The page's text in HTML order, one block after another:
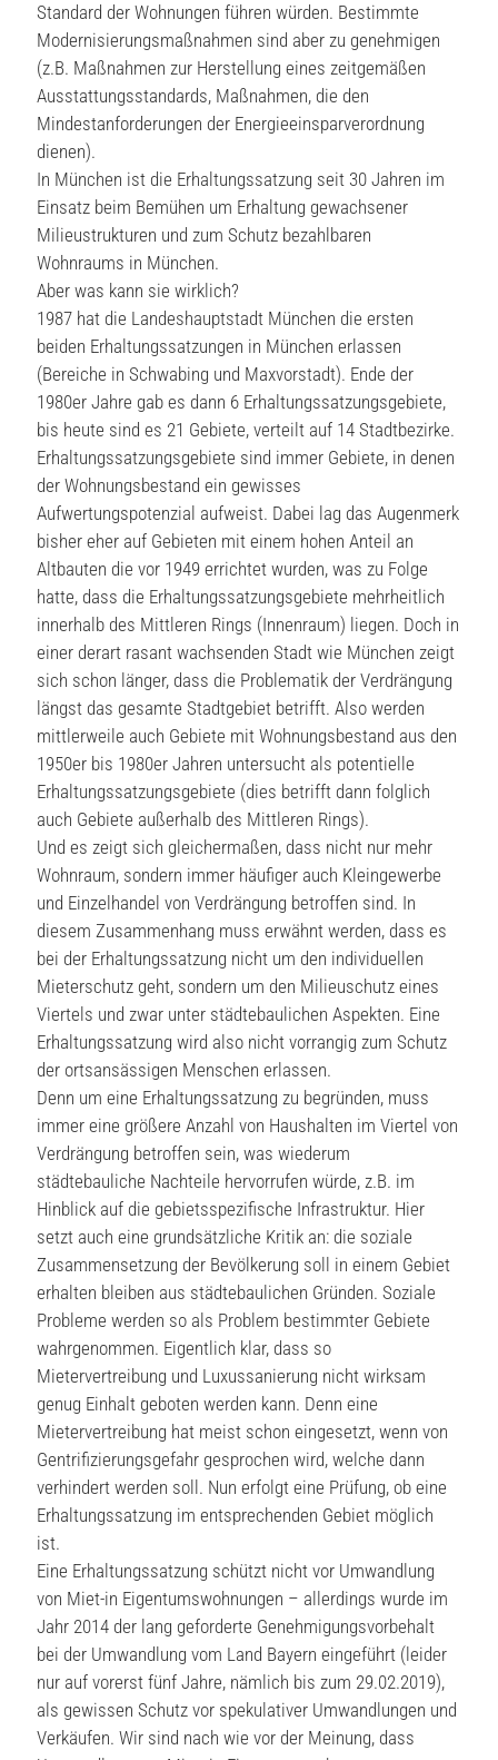
Standard der Wohnungen führen würden. Bestimmte
Modernisierungsmaßnahmen sind aber zu genehmigen
(z.B. Maßnahmen zur Herstellung eines zeitgemäßen
Ausstattungsstandards, Maßnahmen, die den
Mindestanforderungen der Energieeinsparverordnung
dienen).
In München ist die Erhaltungssatzung seit 30 Jahren im
Einsatz beim Bemühen um Erhaltung gewachsener
Milieustrukturen und zum Schutz bezahlbaren
Wohnraums in München.
Aber was kann sie wirklich?
1987 hat die Landeshauptstadt München die ersten
beiden Erhaltungssatzungen in München erlassen
(Bereiche in Schwabing und Maxvorstadt). Ende der
1980er Jahre gab es dann 6 Erhaltungssatzungsgebiete,
bis heute sind es 21 Gebiete, verteilt auf 14 Stadtbezirke.
Erhaltungssatzungsgebiete sind immer Gebiete, in denen
der Wohnungsbestand ein gewisses
Aufwertungspotenzial aufweist. Dabei lag das Augenmerk
bisher eher auf Gebieten mit einem hohen Anteil an
Altbauten die vor 1949 errichtet wurden, was zu Folge
hatte, dass die Erhaltungssatzungsgebiete mehrheitlich
innerhalb des Mittleren Rings (Innenraum) liegen. Doch in
einer derart rasant wachsenden Stadt wie München zeigt
sich schon länger, dass die Problematik der Verdrängung
längst das gesamte Stadtgebiet betrifft. Also werden
mittlerweile auch Gebiete mit Wohnungsbestand aus den
1950er bis 1980er Jahren untersucht als potentielle
Erhaltungssatzungsgebiete (dies betrifft dann folglich
auch Gebiete außerhalb des Mittleren Rings).
Und es zeigt sich gleichermaßen, dass nicht nur mehr
Wohnraum, sondern immer häufiger auch Kleingewerbe
und Einzelhandel von Verdrängung betroffen sind. In
diesem Zusammenhang muss erwähnt werden, dass es
bei der Erhaltungssatzung nicht um den individuellen
Mieterschutz geht, sondern um den Milieuschutz eines
Viertels und zwar unter städtebaulichen Aspekten. Eine
Erhaltungssatzung wird also nicht vorrangig zum Schutz
der ortsansässigen Menschen erlassen.
Denn um eine Erhaltungssatzung zu begründen, muss
immer eine größere Anzahl von Haushalten im Viertel von
Verdrängung betroffen sein, was wiederum
städtebauliche Nachteile hervorrufen würde, z.B. im
Hinblick auf die gebietsspezifische Infrastruktur. Hier
setzt auch eine grundsätzliche Kritik an: die soziale
Zusammensetzung der Bevölkerung soll in einem Gebiet
erhalten bleiben aus städtebaulichen Gründen. Soziale
Probleme werden so als Problem bestimmter Gebiete
wahrgenommen. Eigentlich klar, dass so
Mietervertreibung und Luxussanierung nicht wirksam
genug Einhalt geboten werden kann. Denn eine
Mietervertreibung hat meist schon eingesetzt, wenn von
Gentrifizierungsgefahr gesprochen wird, welche dann
verhindert werden soll. Nun erfolgt eine Prüfung, ob eine
Erhaltungssatzung im entsprechenden Gebiet möglich
ist.
Eine Erhaltungssatzung schützt nicht vor Umwandlung
von Miet-in Eigentumswohnungen – allerdings wurde im
Jahr 2014 der lang geforderte Genehmigungsvorbehalt
bei der Umwandlung vom Land Bayern eingeführt (leider
nur auf vorerst fünf Jahre, nämlich bis zum 29.02.2019),
als gewissen Schutz vor spekulativer Umwandlungen und
Verkäufen. Wir sind nach wie vor der Meinung, dass